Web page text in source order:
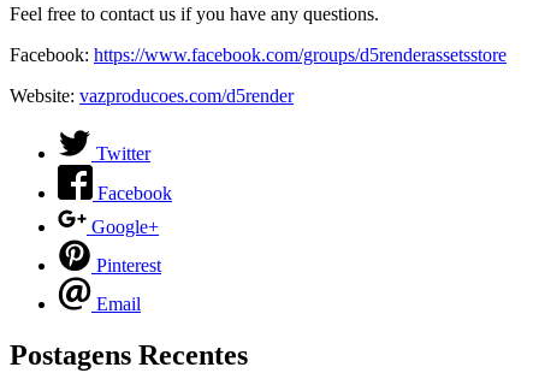
Feel free to contact us if you have any questions.
Facebook: https://www.facebook.com/groups/d5renderassetsstore
Website: vazproducoes.com/d5render
Twitter
Facebook
Google+
Pinterest
Email
Postagens Recentes